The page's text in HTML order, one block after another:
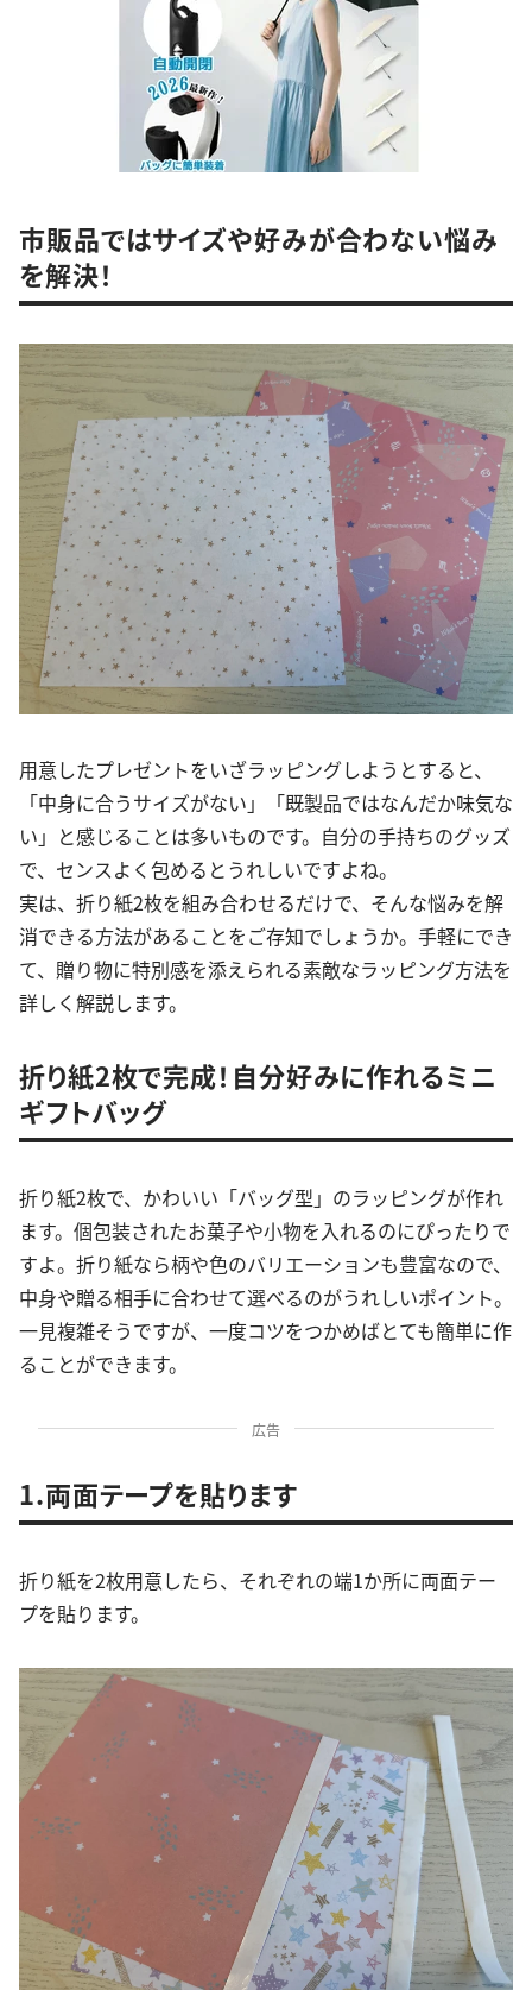
市販品ではサイズや好みが合わない悩み
を解決！
用意したプレゼントをいざラッピングしようとすると、
「中身に合うサイズがない」「既製品ではなんだか味気な
い」と感じることは多いものです。自分の手持ちのグッズ
で、センスよく包めるとうれしいですよね。
実は、折り紙2枚を組み合わせるだけで、そんな悩みを解
消できる方法があることをご存知でしょうか。手軽にでき
て、贈り物に特別感を添えられる素敵なラッピング方法を
詳しく解説します。
折り紙2枚で完成！自分好みに作れるミニ
ギフトバッグ
折り紙2枚で、かわいい「バッグ型」のラッピングが作れ
ます。個包装されたお菓子や小物を入れるのにぴったりで
すよ。折り紙なら柄や色のバリエーションも豊富なので、
中身や贈る相手に合わせて選べるのがうれしいポイント。
一見複雑そうですが、一度コツをつかめばとても簡単に作
ることができます。
広告
1.両面テープを貼ります
折り紙を2枚用意したら、それぞれの端1か所に両面テー
プを貼ります。